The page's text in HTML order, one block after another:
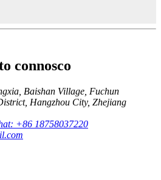
connosco
Baishan Village, Fuchun
Hangzhou City, Zhejiang
+86 18758037220